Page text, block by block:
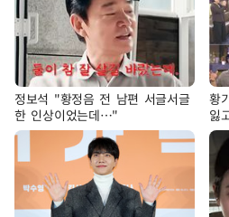
정보석 "황정음 전 남편 서글서글
한 인상이었는데…"
황
잃